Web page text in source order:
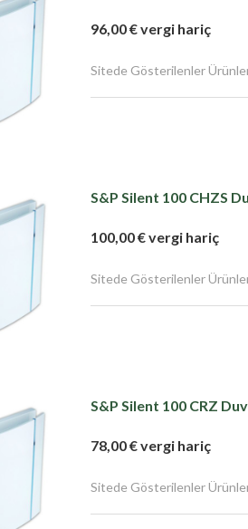
96,00 € vergi hariç
Sitede Gösterilenler
S&P Silent 100 CHZS
100,00 € vergi hariç
Sitede Gösterilenler
S&P Silent 100 CRZ
78,00 € vergi hariç
Sitede Gösterilenler